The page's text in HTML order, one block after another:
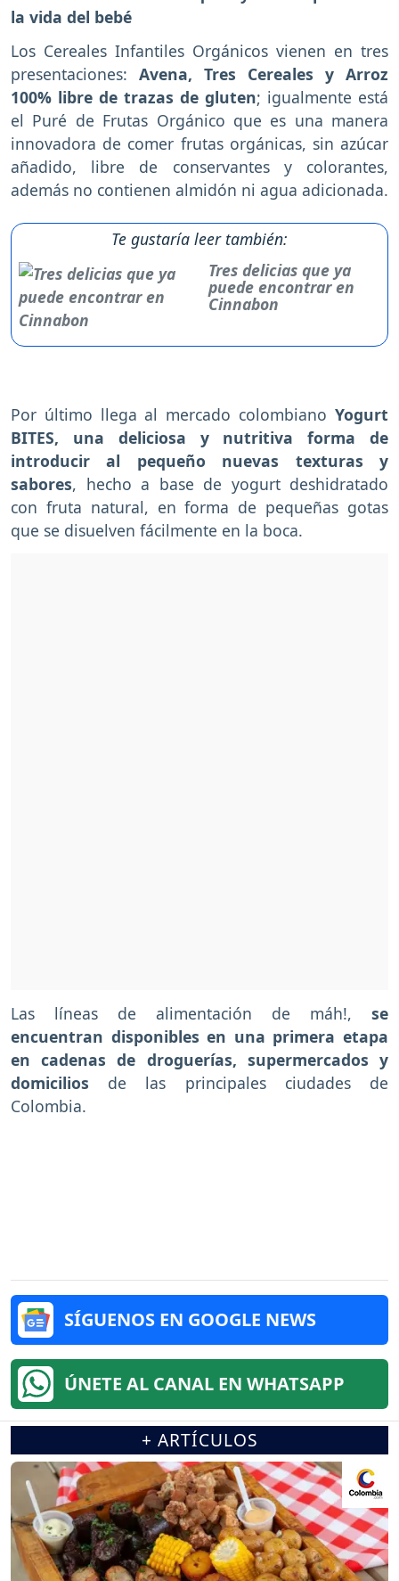
la vida del bebé
Los Cereales Infantiles Orgánicos vienen en tres
presentaciones: Avena, Tres Cereales y Arroz
100% libre de trazas de gluten; igualmente está
el Puré de Frutas Orgánico que es una manera
innovadora de comer frutas orgánicas, sin azúcar
añadido, libre de conservantes y colorantes,
además no contienen almidón ni agua adicionada.
Te gustaría leer también:
Tres delicias que ya
puede encontrar en
Cinnabon
Por último llega al mercado colombiano Yogurt
BITES, una deliciosa y nutritiva forma de
introducir al pequeño nuevas texturas y
sabores, hecho a base de yogurt deshidratado
con fruta natural, en forma de pequeñas gotas
que se disuelven fácilmente en la boca.
Las líneas de alimentación de máh!, se
encuentran disponibles en una primera etapa
en cadenas de droguerías, supermercados y
domicilios de las principales ciudades de
Colombia.
SÍGUENOS EN GOOGLE NEWS
ÚNETE AL CANAL EN WHATSAPP
+ ARTÍCULOS